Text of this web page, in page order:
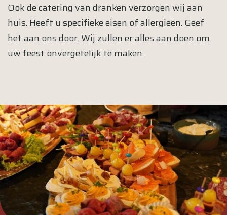
Ook de catering van dranken verzorgen wij aan
huis. Heeft u specifieke eisen of allergieën. Geef
het aan ons door. Wij zullen er alles aan doen om
uw feest onvergetelijk te maken.